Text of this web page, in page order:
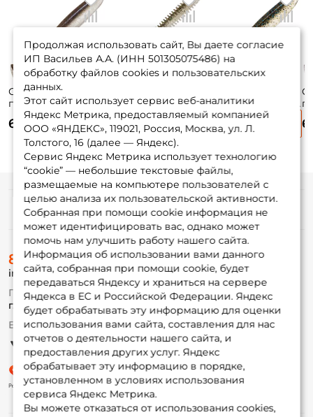
Силиконовая
приманка Keitech
Easy Shiner 3 7,5см.
вес: 2,2гр. 10шт.
#420
670 ₽
приманка Keitech
Swing Impact 3.5
8,8см. вес: 3,2гр.
8шт. #416
670 ₽
приманка Keitech
Easy Shiner 4.5
11см. вес: 7,4гр.
670 ₽
Продолжая использовать сайт, Вы даете согласие
ИП Васильев А.А. (ИНН 501305075486) на
обработку файлов cookies и пользовательских
данных.
Этот сайт использует сервис веб-аналитики
Яндекс Метрика, предоставляемый компанией
ООО «ЯНДЕКС», 119021, Россия, Москва, ул. Л.
Толстого, 16 (далее — Яндекс).
Сервис Яндекс Метрика использует технологию
“cookie” — небольшие текстовые файлы,
размещаемые на компьютере пользователей с
целью анализа их пользовательской активности.
Собранная при помощи cookie информация не
может идентифицировать вас, однако может
помочь нам улучшить работу нашего сайта.
Информация об использовании вами данного
сайта, собранная при помощи cookie, будет
передаваться Яндексу и храниться на сервере
Яндекса в ЕС и Российской Федерации. Яндекс
будет обрабатывать эту информацию для оценки
использования вами сайта, составления для нас
отчетов о деятельности нашего сайта, и
предоставления других услуг. Яндекс
обрабатывает эту информацию в порядке,
установленном в условиях использования
сервиса Яндекс Метрика.
Вы можете отказаться от использования cookies,
Информация
О магазине
Доставка
Оплата
Fox-bonus
Гуру
Партнерская программа
8 (495) 532-77-88
info@foxfishing.ru
По вопросам с заказом
г. Москва, ул. Плеханова д.7
Ежедневно 10:00 до 20:00